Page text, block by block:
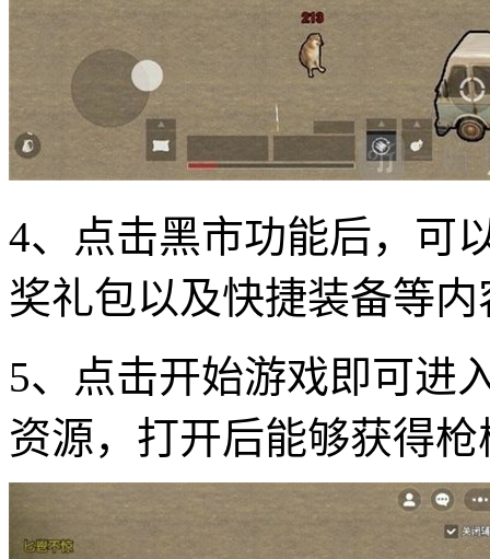
4、点击黑市功能后，可
奖礼包以及快捷装备等内
5、点击开始游戏即可进
资源，打开后能够获得